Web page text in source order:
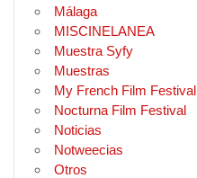
Málaga
MISCINELANEA
Muestra Syfy
Muestras
My French Film Festival
Nocturna Film Festival
Noticias
Notweecias
Otros